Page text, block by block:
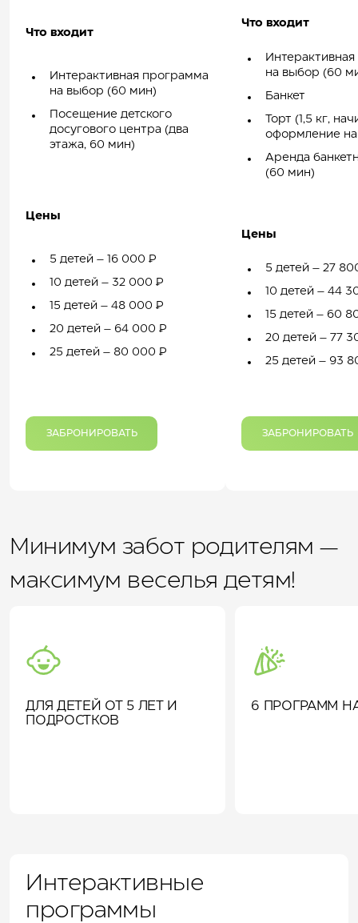
Что входит
Интерактивная программа
на выбор (60 мин)
Посещение детского
досугового центра (два
этажа, 60 мин)
Цены
5 детей – 16 000 ₽
10 детей – 32 000 ₽
15 детей – 48 000 ₽
20 детей – 64 000 ₽
25 детей – 80 000 ₽
ЗАБРОНИРОВАТЬ
Что входит
на выбор (60
Банкет
Торт (1,5 кг,
оформление
Аренда
(60 мин)
Цены
5 детей – 27
10 детей – 44
15 детей – 60
20 детей – 77
25 детей – 93
ЗАБРОНИРОВАТЬ
Минимум забот родителям —
максимум веселья детям!
ДЛЯ ДЕТЕЙ ОТ 5 ЛЕТ И
ПОДРОСТКОВ
6 ПРОГРАММ
Интерактивные
программы